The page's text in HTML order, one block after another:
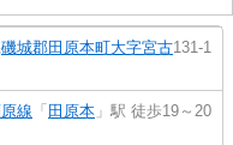
磯城郡田原本町大字宮古131-1
線 「 田原本 」駅 徒歩19～20